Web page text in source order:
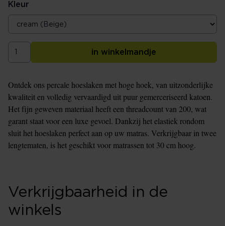
Kleur
in winkelmandje
Ontdek ons percale hoeslaken met hoge hoek, van uitzonderlijke
kwaliteit en volledig vervaardigd uit puur gemerceriseerd katoen.
Het fijn geweven materiaal heeft een threadcount van 200, wat
garant staat voor een luxe gevoel. Dankzij het elastiek rondom
sluit het hoeslaken perfect aan op uw matras. Verkrijgbaar in twee
lengtematen, is het geschikt voor matrassen tot 30 cm hoog.
Verkrijgbaarheid in de
winkels